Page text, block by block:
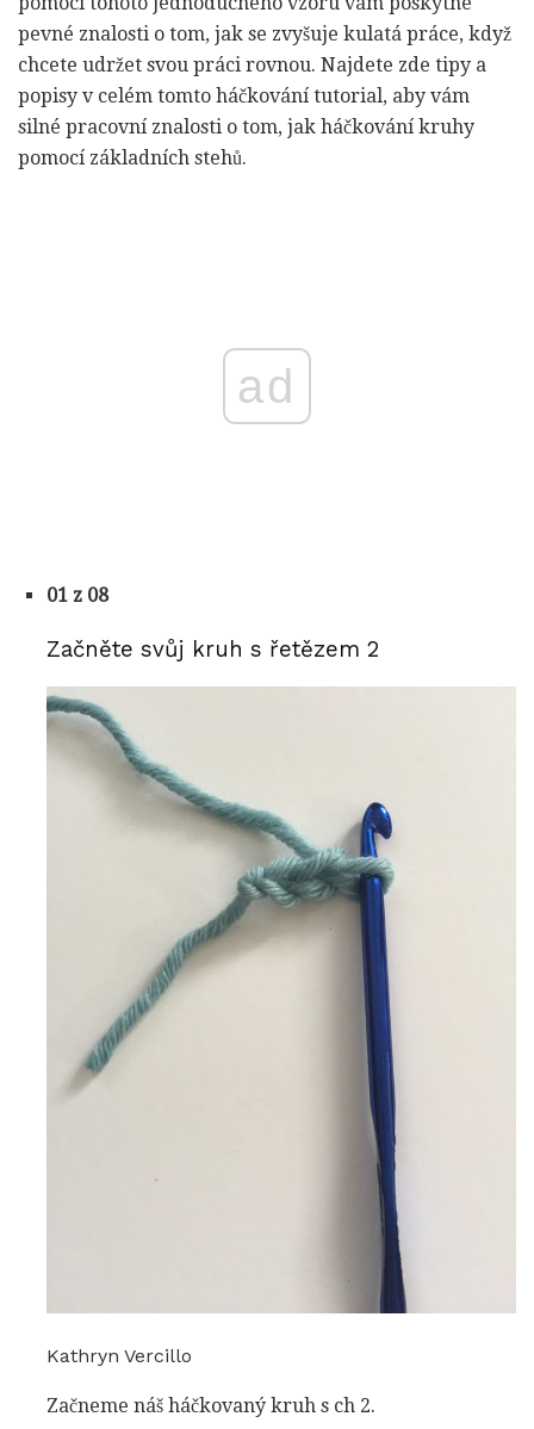
pevné znalosti o tom, jak se zvyšuje kulatá práce, když
chcete udržet svou práci rovnou. Najdete zde tipy a
popisy v celém tomto háčkování tutorial, aby vám
silné pracovní znalosti o tom, jak háčkování kruhy
pomocí základních stehů.
ad
01 z 08
Začněte svůj kruh s řetězem 2
Kathryn Vercillo
Začneme náš háčkovaný kruh s ch 2.